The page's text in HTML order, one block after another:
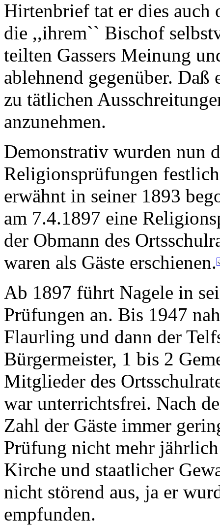
Hirtenbrief tat er dies
die ,,ihrem`` Bischof
teilten Gassers Meinung
ablehnend gegenüber. Daß
zu tätlichen
anzunehmen.
Demonstrativ wurden nun
Religionsprüfungen
erwähnt in seiner 1893
am 7.4.1897 eine
der Obmann des
waren als Gäste erschienen.
Ab 1897 führt Nagele in
Prüfungen an. Bis 1947
Flaurling und dann der
Bürgermeister, 1 bis 2
Mitglieder des
war unterrichtsfrei. Nach
Zahl der Gäste immer
Prüfung nicht mehr
Kirche und staatlicher
nicht störend aus, ja er
empfunden.